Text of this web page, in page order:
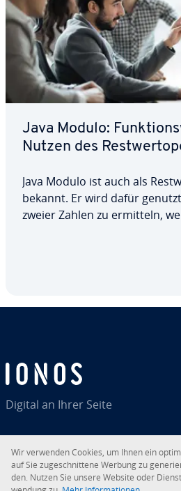
Java Modulo:
Nutzen des
Java Modulo ist auch als
bekannt. Er wird dafür
zweier Zahlen zu ermitteln,
Digital an Ihrer Seite
RSS LinkedIntiktok
Wir verwenden Cookies, um Ihnen ein
auf Sie zu­ge­schnit­te­ne Werbung zu
den. Nutzen Sie unsere Website oder